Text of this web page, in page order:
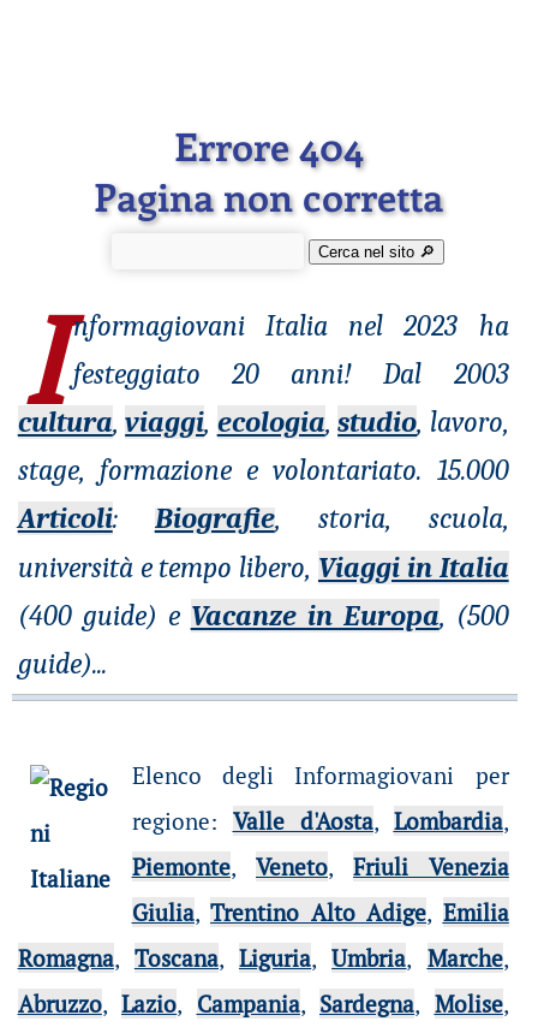
Errore 404
Pagina non corretta
Cerca nel sito 🔎︎
I nformagiovaniItalia nel 2023 ha
festeggiato 20 anni! Dal 2003
cultura,viaggi, ecologia,studio, lavoro,
stage, formazione e volontariato. 15.000
Articoli: Biografie, storia, scuola,
università e tempo libero, Viaggi in Italia
(400 guide) e Vacanze in Europa, (500
guide)...
Elenco degli Informagiovani per
regione: Valle d'Aosta, Lombardia,
Piemonte, Veneto,Friuli Venezia
Giulia,Trentino Alto Adige, Emilia
Romagna, Toscana,Liguria,Umbria, Marche,
Abruzzo,Lazio, Campania, Sardegna, Molise,